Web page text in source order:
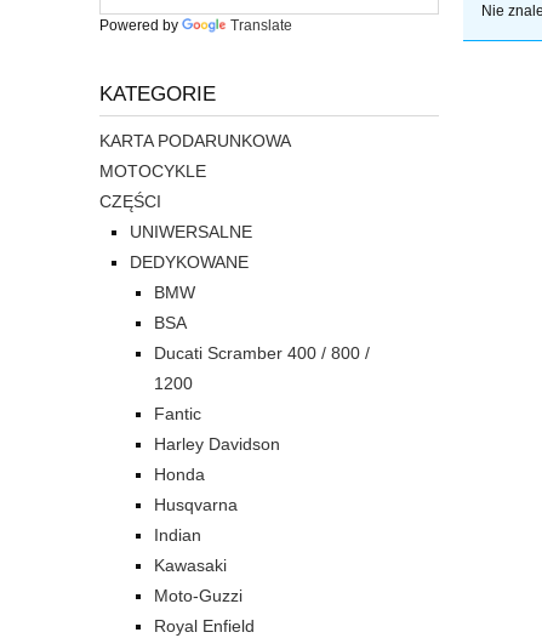
Powered by Translate
KATEGORIE
KARTA PODARUNKOWA
MOTOCYKLE
CZĘŚCI
UNIWERSALNE
DEDYKOWANE
BMW
BSA
Ducati Scramber 400 / 800 /
1200
Fantic
Harley Davidson
Honda
Husqvarna
Indian
Kawasaki
Moto-Guzzi
Royal Enfield
Nie